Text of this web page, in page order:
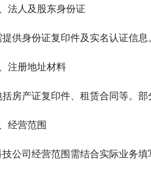
法人及股东身份证
提供身份证复印件及实名认证信息
注册地址材料
括房产证复印件、租赁合同等。部
经营范围
技公司经营范围需结合实际业务填